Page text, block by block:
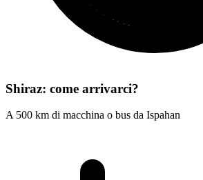
Shiraz: come arrivarci?
A 500 km di macchina o bus da Ispahan